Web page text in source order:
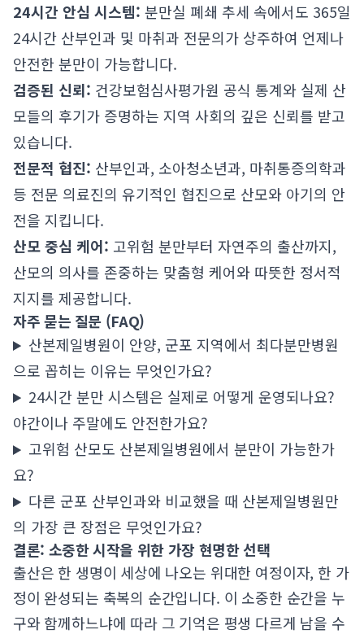
24시간 안심 시스템: 분만실 폐쇄 추세 속에서도 365일
24시간 산부인과 및 마취과 전문의가 상주하여 언제나
안전한 분만이 가능합니다.
검증된 신뢰: 건강보험심사평가원 공식 통계와 실제 산
모들의 후기가 증명하는 지역 사회의 깊은 신뢰를 받고
있습니다.
전문적 협진: 산부인과, 소아청소년과, 마취통증의학과
등 전문 의료진의 유기적인 협진으로 산모와 아기의 안
전을 지킵니다.
산모 중심 케어: 고위험 분만부터 자연주의 출산까지,
산모의 의사를 존중하는 맞춤형 케어와 따뜻한 정서적
지지를 제공합니다.
자주 묻는 질문 (FAQ)
산본제일병원이 안양, 군포 지역에서 최다분만병원
으로 꼽히는 이유는 무엇인가요?
24시간 분만 시스템은 실제로 어떻게 운영되나요?
야간이나 주말에도 안전한가요?
고위험 산모도 산본제일병원에서 분만이 가능한가
요?
다른 군포 산부인과와 비교했을 때 산본제일병원만
의 가장 큰 장점은 무엇인가요?
결론: 소중한 시작을 위한 가장 현명한 선택
출산은 한 생명이 세상에 나오는 위대한 여정이자, 한 가
정이 완성되는 축복의 순간입니다. 이 소중한 순간을 누
구와 함께하느냐에 따라 그 기억은 평생 다르게 남을 수